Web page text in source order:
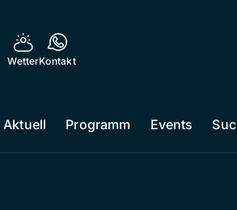
WetterKontakt
Aktuell Programm Events